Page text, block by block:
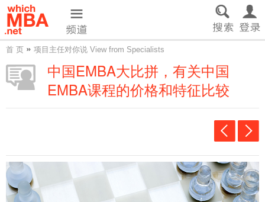
首 页 » 项目主任对你说 View from Specialists
中国EMBA大比拼，有关中国
EMBA课程的价格和特征比较